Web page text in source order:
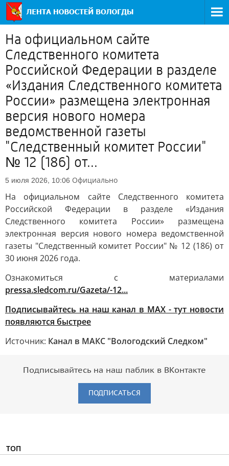
На официальном сайте
Следственного комитета
Российской Федерации в разделе
«Издания Следственного комитета
России» размещена электронная
версия нового номера
ведомственной газеты
"Следственный комитет России"
№ 12 (186) от...
5 июля 2026, 10:06 Официально
На официальном сайте Следственного комитета
Российской Федерации в разделе «Издания
Следственного комитета России» размещена
электронная версия нового номера ведомственной
газеты "Следственный комитет России" № 12 (186) от
30 июня 2026 года.
Ознакомиться с материалами
pressa.sledcom.ru/Gazeta/-12...
Подписывайтесь на наш канал в MAX - тут новости
появляются быстрее
Источник: Канал в МАКС "Вологодский Следком"
Подписывайтесь на наш паблик в ВКонтакте
ПОДПИСАТЬСЯ
ТОП